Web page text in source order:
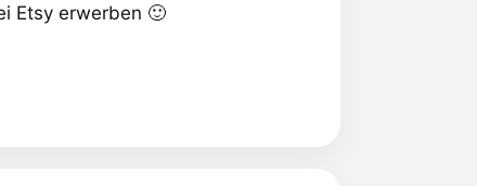
Etsy erwerben 🙂